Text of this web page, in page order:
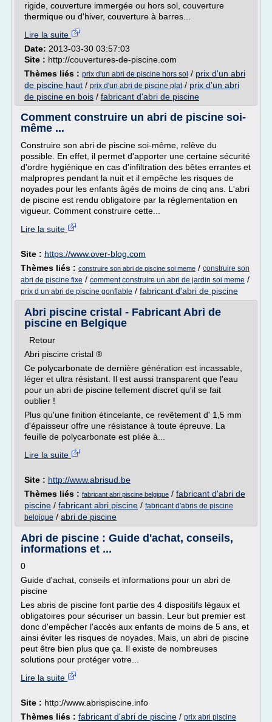
rigide, couverture immergée ou hors sol, couverture
thermique ou d'hiver, couverture à barres...
Lire la suite
Date: 2013-03-30 03:57:03
Site : http://couvertures-de-piscine.com
Thèmes liés : prix d'un abri de piscine hors sol / prix d'un abri
de piscine haut / prix d'un abri de piscine plat/ prix d'un abri
de piscine en bois / fabricant d'abri de piscine
Comment construire un abri de piscine soi-
même ...
Construire son abri de piscine soi-même, relève du
possible. En effet, il permet d'apporter une certaine sécurité
d'ordre hygiénique en cas d'infiltration des bêtes errantes et
malpropres pendant la nuit et il empêche les risques de
noyades pour les enfants âgés de moins de cinq ans. L'abri
de piscine est rendu obligatoire par la réglementation en
vigueur. Comment construire cette...
Lire la suite
Site : https://www.over-blog.com
Thèmes liés : construire son abri de piscine soi meme / construire son
abri de piscine fixe / comment construire un abri de jardin soi meme /
prix d un abri de piscine gonflable / fabricant d'abri de piscine
Abri piscine cristal - Fabricant Abri de
piscine en Belgique
Retour
Abri piscine cristal ®
Ce polycarbonate de dernière génération est incassable,
léger et ultra résistant. Il est aussi transparent que l'eau
pour un abri de piscine tellement discret qu'il se fait
oublier !
Plus qu'une finition étincelante, ce revêtement d' 1,5 mm
d'épaisseur offre une résistance à toute épreuve. La
feuille de polycarbonate est pliée à...
Lire la suite
Site : http://www.abrisud.be
Thèmes liés : fabricant abri piscine belgique / fabricant d'abri de
piscine / fabricant abri piscine / fabricant d'abris de piscine
belgique / abri de piscine
Abri de piscine : Guide d'achat, conseils,
informations et ...
0
Guide d'achat, conseils et informations pour un abri de
piscine
Les abris de piscine font partie des 4 dispositifs légaux et
obligatoires pour sécuriser un bassin. Leur but premier est
donc d'empêcher l'accès aux enfants de moins de 5 ans, et
ainsi éviter les risques de noyades. Mais, un abri de piscine
peut être bien plus que ça. Il existe de nombreuses
solutions pour protéger votre...
Lire la suite
Site : http://www.abrispiscine.info
Thèmes liés : fabricant d'abri de piscine / prix abri piscine